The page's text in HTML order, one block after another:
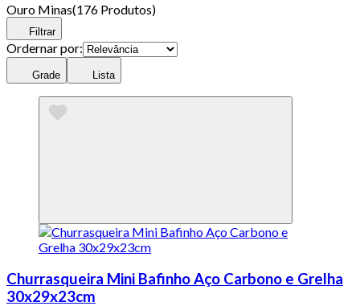
Ouro Minas(176 Produtos)
Filtrar
Ordernar por:
Grade Lista
Churrasqueira Mini Bafinho Aço Carbono e Grelha
30x29x23cm